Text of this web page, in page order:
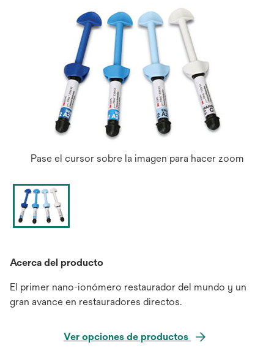
Pase el cursor sobre la imagen para hacer zoom
Acerca del producto
El primer nano-ionómero restaurador del mundo y un
gran avance en restauradores directos.
Ver opciones de productos